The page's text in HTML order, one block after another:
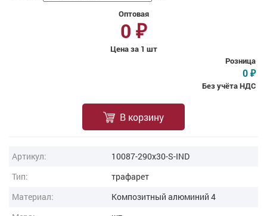
Оптовая
0 ₽
Цена за 1 шт
Розница
0 ₽
Без учёта НДС
В корзину
Артикул:
10087-290x30-S-IND
Тип:
трафарет
Материал:
Композитный алюминий 4